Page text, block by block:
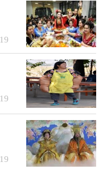
19
19
19